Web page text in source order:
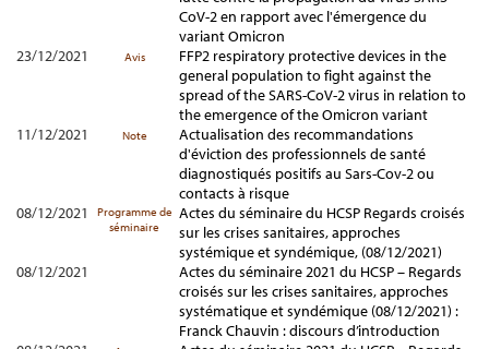
CoV-2 en rapport avec l'émergence du
variant Omicron
23/12/2021
Avis
FFP2 respiratory protective devices in the
general population to fight against the
spread of the SARS-CoV-2 virus in relation to
the emergence of the Omicron variant
11/12/2021
Note
Actualisation des recommandations
d'éviction des professionnels de santé
diagnostiqués positifs au Sars-Cov-2 ou
contacts à risque
08/12/2021
Programme de
séminaire
Actes du séminaire du HCSP Regards croisés
sur les crises sanitaires, approches
systémique et syndémique, (08/12/2021)
08/12/2021
Actes du séminaire 2021 du HCSP – Regards
croisés sur les crises sanitaires, approches
systématique et syndémique (08/12/2021) :
Franck Chauvin : discours d’introduction